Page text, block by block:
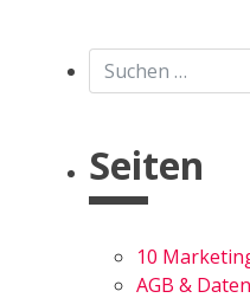
Suchen nach:
Seiten
10
AGB &